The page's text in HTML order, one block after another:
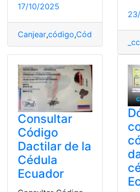
17/10/2025
Canjear,código,Código Civil
Consultar
Código
Dactilar de la
Cédula
Ecuador